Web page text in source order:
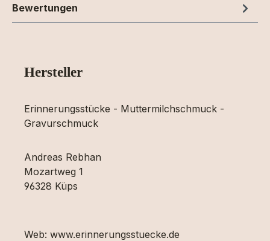
Bewertungen
Hersteller
Erinnerungsstücke - Muttermilchschmuck -
Gravurschmuck
Andreas Rebhan
Mozartweg 1
96328 Küps
Web: www.erinnerungsstuecke.de